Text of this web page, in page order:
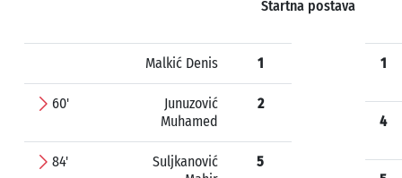
Startna postava
Malkić Denis 1
60'
Junuzović
Muhamed
2
84'
Suljkanović
5
1
4